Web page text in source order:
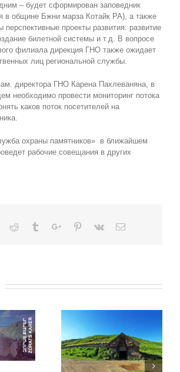
– будет сформирован заповедник
в общине Бжни марза Котайк РА), а также
перспективные проекты развития: развитие
билетной системы и т.д. В вопросе
филиала дирекция ГНО также ожидает
лиц региональной службы.
директора ГНО Карена Пахлеваняна, в
необходимо провести мониторинг потока
каков поток посетителей на
охраны памятников» в ближайшем
рабочие совещания в других
Reddit TumblrGoogle+Pinterest
Vk Email